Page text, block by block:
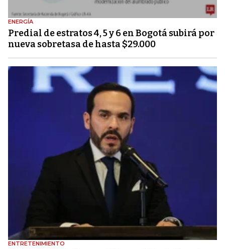
ENERGÍA
Predial de estratos 4, 5 y 6 en Bogotá subirá por
nueva sobretasa de hasta $29.000
ENTRETENIMIENTO